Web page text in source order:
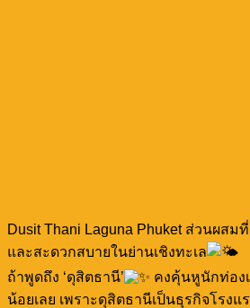
Dusit Thani Laguna Phuket ส่วนผส
และสะดวกสบายในย่านเชิงทะเล
ถ้าพูดถึง ‘ดุสิตธานี’
คงคุ้นหูนักท่อง
น้อยเลย เพราะดุสิตธานีเป็นธุรกิจโรง